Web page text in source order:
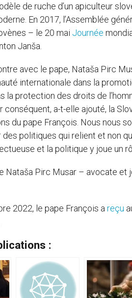
de ruche d’un apiculteur
En 2017, l’Assemblée
– le 20 mai Journée
Janša.
avec le pape, Nataša Pirc
internationale dans la
la protection des droits de
conséquent, a-t-elle ajouté, la
du pape François. Nous nous
politiques qui relient et non
et la politique y joue un
Nataša Pirc Musar – avocate
2022, le pape François a reçu
: